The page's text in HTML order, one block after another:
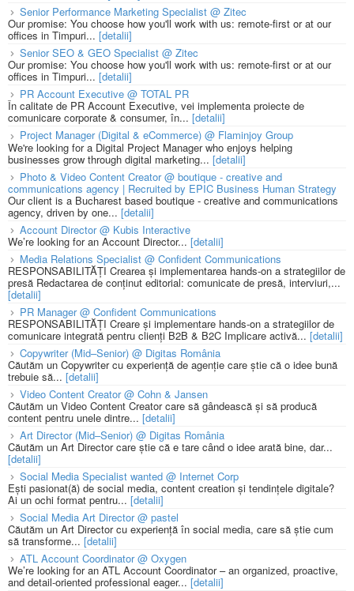
Senior Performance Marketing Specialist @ Zitec
Our promise: You choose how you'll work with us: remote-first or at our
offices in Timpuri... [detalii]
Senior SEO & GEO Specialist @ Zitec
Our promise: You choose how you'll work with us: remote-first or at our
offices in Timpuri... [detalii]
PR Account Executive @ TOTAL PR
În calitate de PR Account Executive, vei implementa proiecte de
comunicare corporate & consumer, în... [detalii]
Project Manager (Digital & eCommerce) @ Flaminjoy Group
We're looking for a Digital Project Manager who enjoys helping
businesses grow through digital marketing... [detalii]
Photo & Video Content Creator @ boutique - creative and
communications agency | Recruited by EPIC Business Human Strategy
Our client is a Bucharest based boutique - creative and communications
agency, driven by one... [detalii]
Account Director @ Kubis Interactive
We’re looking for an Account Director... [detalii]
Media Relations Specialist @ Confident Communications
RESPONSABILITĂȚI Crearea și implementarea hands-on a strategiilor de
presă Redactarea de conținut editorial: comunicate de presă, interviuri,...
[detalii]
PR Manager @ Confident Communications
RESPONSABILITĂȚI Creare și implementare hands-on a strategiilor de
comunicare integrată pentru clienți B2B & B2C Implicare activă... [detalii]
Copywriter (Mid–Senior) @ Digitas România
Căutăm un Copywriter cu experiență de agenție care știe că o idee bună
trebuie să... [detalii]
Video Content Creator @ Cohn & Jansen
Căutăm un Video Content Creator care să gândească și să producă
content pentru unele dintre... [detalii]
Art Director (Mid–Senior) @ Digitas România
Căutăm un Art Director care știe că e tare când o idee arată bine, dar...
[detalii]
Social Media Specialist wanted @ Internet Corp
Ești pasionat(ă) de social media, content creation și tendințele digitale?
Ai un ochi format pentru... [detalii]
Social Media Art Director @ pastel
Căutăm un Art Director cu experiență în social media, care să știe cum
să transforme... [detalii]
ATL Account Coordinator @ Oxygen
We’re looking for an ATL Account Coordinator – an organized, proactive,
and detail-oriented professional eager... [detalii]